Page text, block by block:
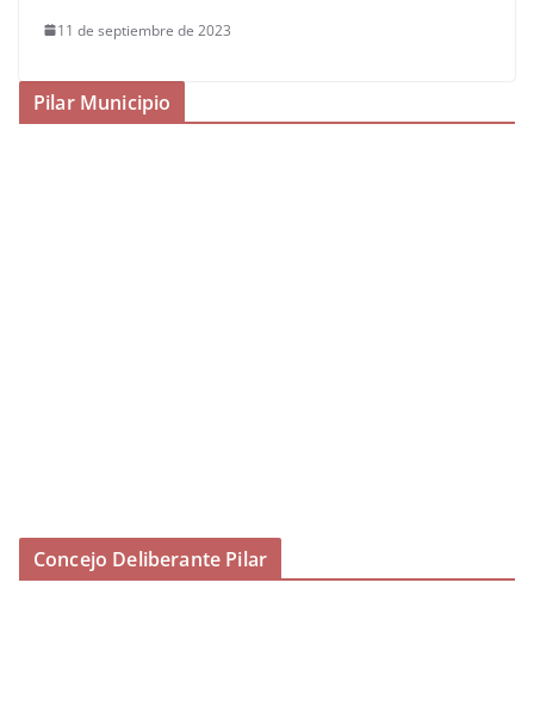
11 de septiembre de 2023
Pilar Municipio
Concejo Deliberante Pilar